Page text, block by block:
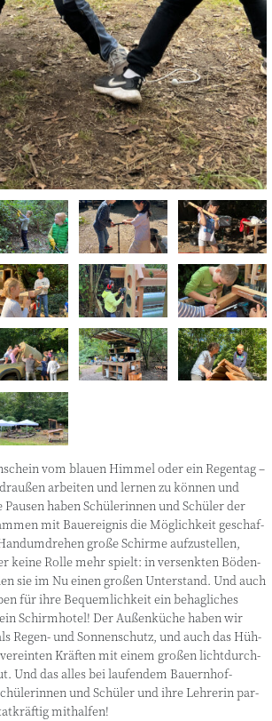
vom blau­en Him­mel oder ein Regen­tag –
arbei­ten und ler­nen zu kön­nen und
haben Schü­le­rin­nen und Schü­ler der
mit Bau­e­reig­nis die Mög­lich­keit geschaf­
gro­ße Schir­me auf­zu­stel­len,
kei­ne Rol­le mehr spielt: in ver­senk­ten Böden­
sie im Nu einen gro­ßen Unter­stand. Und auch
für ihre Bequem­lich­keit ein behag­li­ches
Schirm­ho­tel! Der Außen­kü­che haben wir
Regen- und Son­nen­schutz, und auch das Hüh­
Kräf­ten mit einem gro­ßen licht­durch­
Und das alles bei lau­fen­dem Bau­ern­hof-
und Schü­ler und ihre Leh­re­rin par­
mithalfen!